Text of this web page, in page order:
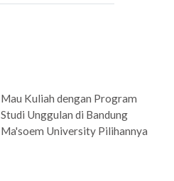
Mau Kuliah dengan Program
Studi Unggulan di Bandung
Ma'soem University Pilihannya